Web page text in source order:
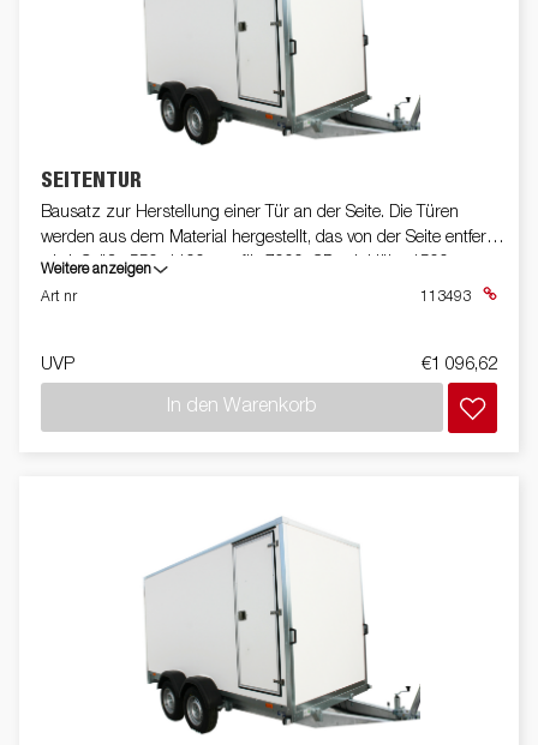
SEITENTÜR
Bausatz zur Herstellung einer Tür an der Seite. Die Türen
werden aus dem Material hergestellt, das von der Seite entfernt
wird. Größe 550x1100mm für 7000, CD mit Höhe 1500mm.
Weitere anzeigen
Art nr
113493
UVP €1 096,62
In den Warenkorb